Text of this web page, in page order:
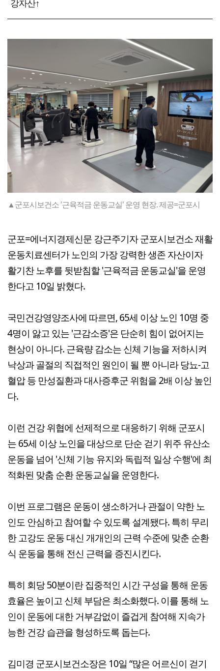
강자산↑
▲군포시보건소 '근육적금 운동교실' 운영 현장. 제공=군포시
군포=에너지경제신문 강근주기자 군포시보건소 재활
운동치료센터가 노인의 가장 강력한 생존 자산이자
활기찬 노후를 뒷받침할 '근육적금 운동교실'을 운영
한다고 10일 밝혔다.
국민건강영양조사에 따르면, 65세 이상 노인 10명 중
4명이 앓고 있는 '근감소증'은 단순히 힘이 없어지는
현상이 아니다. 근육량 감소는 신체 기능을 저하시켜
낙상과 골절의 직접적인 원인이 될 뿐 아니라 당뇨-고
혈압 등 만성질환과 대사증후군 위험을 2배 이상 높인
다.
이런 건강 위협에 선제적으로 대응하기 위해 군포시
는 65세 이상 노인을 대상으로 단순 걷기 위주 유산소
운동을 넘어 '신체 기능 유지와 독립적 일상 수행'에 최
적화된 맞춤 순환 운동교실을 운영한다.
이번 프로그램은 운동이 생소하거나 관절이 약한 노
인도 안심하고 참여할 수 있도록 설계됐다. 특히 무리
한 고강도 운동 대신 개개인의 근력 수준에 맞춘 순환
식 운동을 통해 전신 근력을 증진시킨다.
특히 회당 50분이란 집중적인 시간 구성을 통해 운동
효율은 높이고 신체 부담은 최소화했다. 이를 통해 노
인이 운동에 대한 거부감없이 즐겁게 참여해 지속가
능한 건강 습관을 형성하도록 돕는다.
김미경 군포시보건소장은 10일 “많은 어르신이 걷기